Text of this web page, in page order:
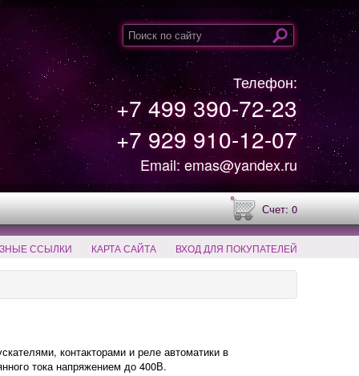
Телефон:
+7 499 390-72-23
+7 929 910-12-07
Email: emas@yandex.ru
Счет: 0
ССЫЛКИ КАРТА САЙТА ВХОД ДЛЯ ПОКУПАТЕЛЕЙ
контакторами и реле автоматики в
тока напряжением до 400В.